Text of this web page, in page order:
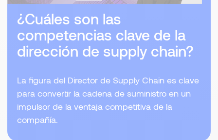
¿Cuáles son las
competencias clave de la
dirección de supply chain?
La figura del Director de Supply Chain es clave
para convertir la cadena de suministro en un
impulsor de la ventaja competitiva de la
compañía.